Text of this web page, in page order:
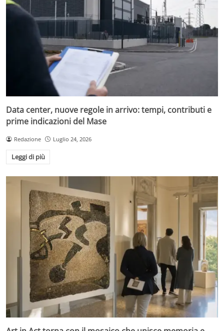
Data center, nuove regole in arrivo: tempi, contributi e
prime indicazioni del Mase
Redazione Luglio 24, 2026
Leggi di più